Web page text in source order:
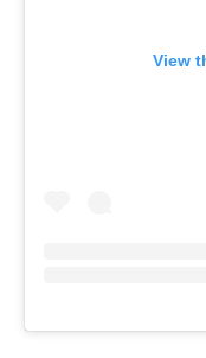
View